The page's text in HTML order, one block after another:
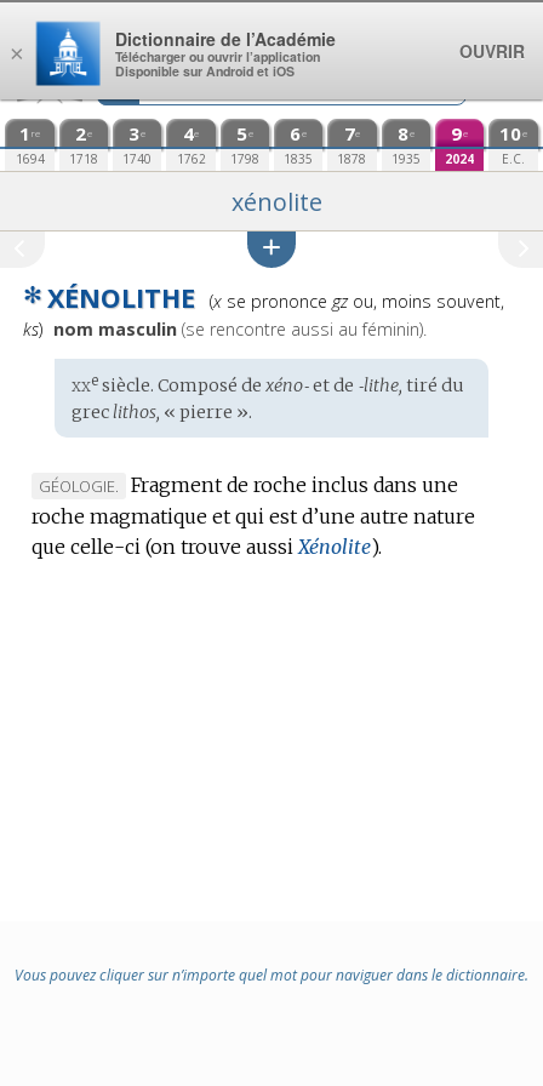
Aller au contenu
1 re
1694
2e
1718
3e
1740
4e
1762
5e
1798
6e
1835
7e
1878
8e
1935
9e
2024
10e
E.C.
xénolite
✻ XÉNOLITHE
Prononciation
:
(xse prononce gzou, moins souvent,
ks) nom masculin (se rencontre aussi au féminin).
Étymologie
:
xxesiècle. Composé de xéno‑et de ‑lithe, tiré du
greclithos, « pierre ».
MARQUE
DE
DOMAINE
GÉOLOGIE.
Fragment de roche inclus dans une
roche magmatique et qui est d’une autre nature
que celle-ci (on trouve aussi Xénolite).
Vous pouvez cliquer sur n’importe quel mot pour naviguer dans le dictionnaire.
×
Dictionnaire de l’Académie
Télécharger ou ouvrir l’application
Disponible sur Android et iOS
OUVRIR